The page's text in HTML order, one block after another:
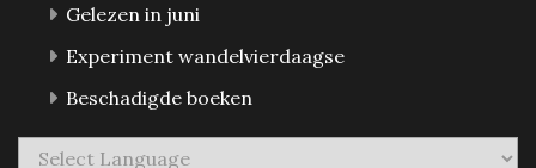
Gelezen in juni
Experiment wandelvierdaagse
Beschadigde boeken